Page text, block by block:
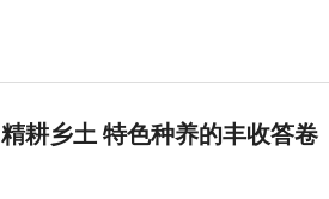
精耕乡土 特色种养的丰收答卷